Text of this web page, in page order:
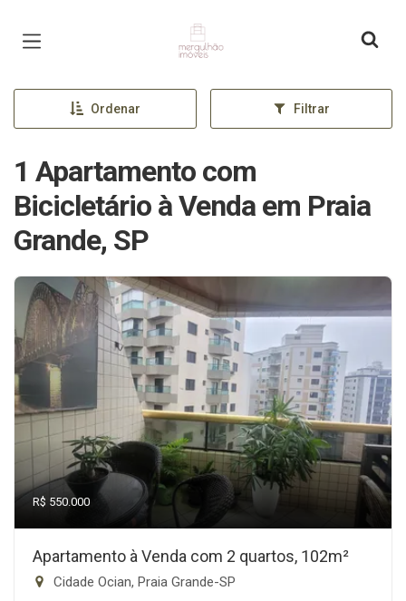
Página inicial
Ordenar Filtrar
1 Apartamento com
Bicicletário à Venda em Praia
Grande, SP
R$ 550.000
Apartamento à Venda com 2 quartos, 102m²
Cidade Ocian, Praia Grande-SP